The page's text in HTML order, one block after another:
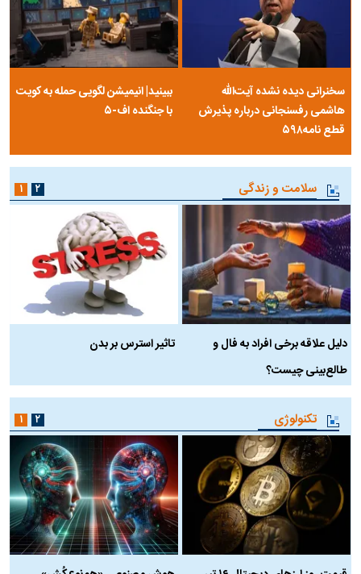
سخنرانی دیده نشده آیت‌الله
هاشمی رفسنجانی درباره پذیرش
قطع نامه۵۹۸
ببینید| انیمیشن لگویی حمله به کویت
با جنگنده اف-۵
سلامت و زندگی
دلیل علاقه برخی افراد به فال و
طالع‌بینی چیست؟
تاثیر استرس بر بدن
۱ ۲
تکنولوژی ۱ ۲